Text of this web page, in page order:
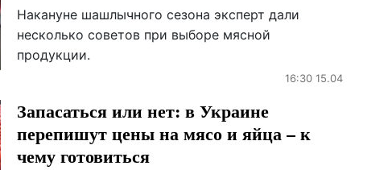
Накануне шашлычного сезона эксперт дали
несколько советов при выборе мясной
продукции.
16:30 15.04
Запасаться или нет: в Украине
перепишут цены на мясо и яйца – к
чему готовиться